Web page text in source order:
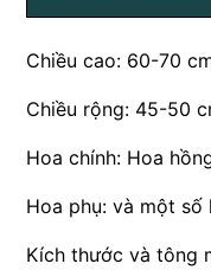
Chiều cao: 60-70
Chiều rộng: 45-50
Hoa chính: Hoa
Hoa phụ: và một số
Kích thước và tông